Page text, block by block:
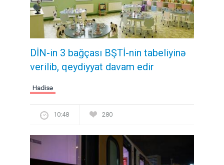
DİN-in 3 bağçası BŞTİ-nin tabeliyinə
verilib, qeydiyyat davam edir
Hadisə
10:48 280